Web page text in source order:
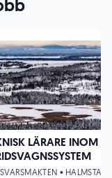
LÄRARE INOM
• HALMSTAD